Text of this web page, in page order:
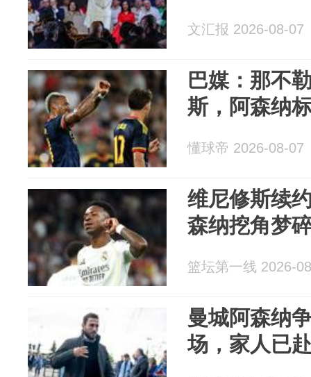
文汇报 2026-08-07
巴媒：那不
斯，阿森纳
懂球帝 2026-08-07
维尼修斯续
森纳挖角梦
篮坛第一线 2026-
曼城阿森纳
场，家人已